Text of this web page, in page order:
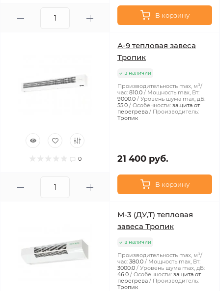
В корзину
0
А-9 тепловая завеса
Тропик
в наличии
Производительность max, м³/
час: 810.0
Мощность max, Вт:
9000.0
Уровень шума max, дБ:
55.0
Особенности: защита от
перегрева
Производитель:
Тропик
21 400 руб.
В корзину
М-3 (ДУ,Т) тепловая
завеса Тропик
в наличии
Производительность max, м³/
час: 380.0
Мощность max, Вт:
3000.0
Уровень шума max, дБ:
46.0
Особенности: защита от
перегрева
Производитель:
Тропик